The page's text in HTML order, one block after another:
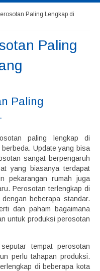
Paling Lengkap di
Paling
Paling
paling lengkap di
Update yang bisa
sangat berpengaruh
yang biasanya terdapat
pekarangan rumah juga
Perosotan terlengkap di
beberapa standar.
dan paham bagaimana
untuk produksi perosotan
tempat perosotan
perlu tahapan produksi.
di beberapa kota